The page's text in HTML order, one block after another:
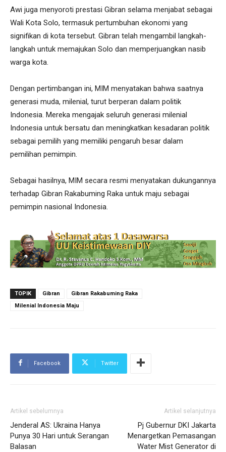
Awi juga menyoroti prestasi Gibran selama menjabat sebagai
Wali Kota Solo, termasuk pertumbuhan ekonomi yang
signifikan di kota tersebut. Gibran telah mengambil langkah-
langkah untuk memajukan Solo dan memperjuangkan nasib
warga kota.
Dengan pertimbangan ini, MIM menyatakan bahwa saatnya
generasi muda, milenial, turut berperan dalam politik
Indonesia. Mereka mengajak seluruh generasi milenial
Indonesia untuk bersatu dan meningkatkan kesadaran politik
sebagai pemilih yang memiliki pengaruh besar dalam
pemilihan pemimpin.
Sebagai hasilnya, MIM secara resmi menyatakan dukungannya
terhadap Gibran Rakabuming Raka untuk maju sebagai
pemimpin nasional Indonesia.
TOPIK Gibran
Gibran Rakabuming Raka
Milenial Indonesia Maju
Facebook Twitter
Artikel sebelumnya
Jenderal AS: Ukraina Hanya
Punya 30 Hari untuk Serangan
Balasan
Artikel selanjutnya
Pj Gubernur DKI Jakarta
Menargetkan Pemasangan
Water Mist Generator di